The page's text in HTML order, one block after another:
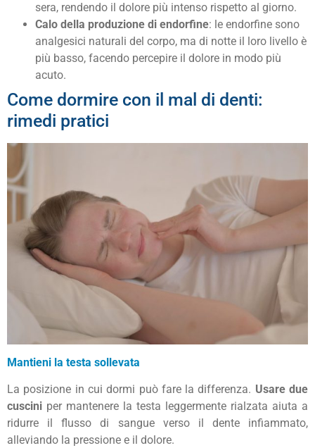
sera, rendendo il dolore più intenso rispetto al giorno.
Calo della produzione di endorfine: le endorfine sono
analgesici naturali del corpo, ma di notte il loro livello è
più basso, facendo percepire il dolore in modo più
acuto.
Come dormire con il mal di denti:
rimedi pratici
Mantieni la testa sollevata
La posizione in cui dormi può fare la differenza. Usare due
cuscini per mantenere la testa leggermente rialzata aiuta a
ridurre il flusso di sangue verso il dente infiammato,
alleviando la pressione e il dolore.